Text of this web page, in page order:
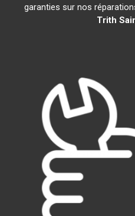
garanties sur nos
Trith